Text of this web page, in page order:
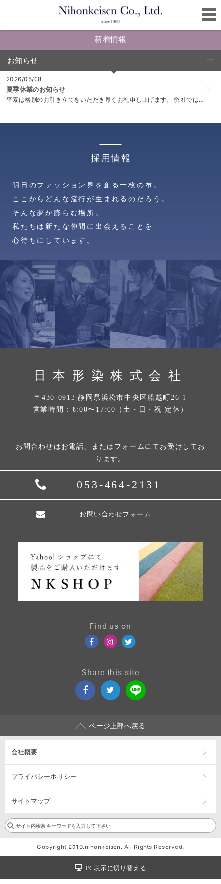
新着情報
お知らせ
2026/05/08
夏季休業のお知らせ
平素は格別のお引き立てをいただき厚くお礼申し上げます。 弊社では、誠に勝手ながら下記日程を休業とさせて頂きます。 ⬛︎休業期間 2026年7月9日(木)...
採用情報
明日のファッション界を創る一枚の布。
ここからどんな流行が生まれるのだろう。
そんな夢が膨らむ場所。
私たちは新たな仲間に出会えることを
心待ちにしています。
日本形染株式会社
〒430-0913 静岡県浜松市中央区船越町26-1
営業時間 : 8:00〜17:00（土・日・祝 定休）
お問合わせはお電話、またはフォームにてお受けしてお
ります。
053-464-2131
お問い合わせフォーム
Find us on
Share this site
ページ上部へ戻る
会社概要
プライバシーポリシー
サイトマップ
Copyright 2019.nihonkeisen. All Rights Reserved.
PC表示に切り替える